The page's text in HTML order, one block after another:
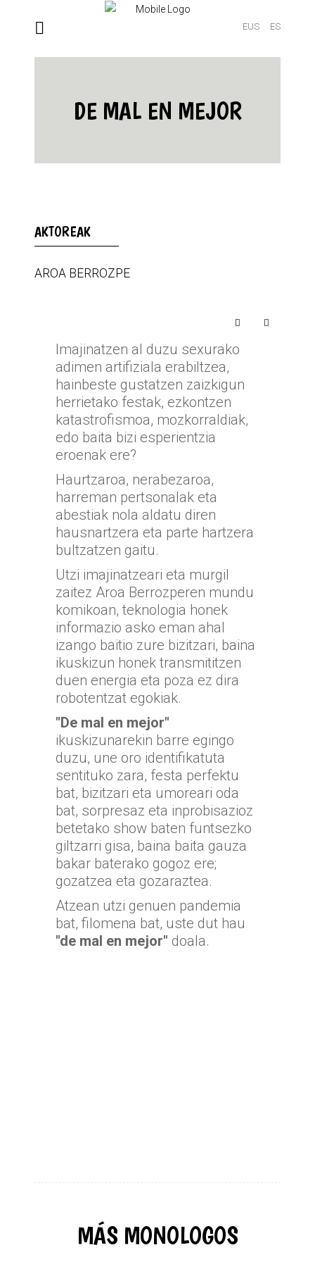
EUS ES
DE MAL EN MEJOR
AKTOREAK
AROA BERROZPE
Imajinatzen al duzu sexurako
adimen artifiziala erabiltzea,
hainbeste gustatzen zaizkigun
herrietako festak, ezkontzen
katastrofismoa, mozkorraldiak,
edo baita bizi esperientzia
eroenak ere?
Haurtzaroa, nerabezaroa,
harreman pertsonalak eta
abestiak nola aldatu diren
hausnartzera eta parte hartzera
bultzatzen gaitu.
Utzi imajinatzeari eta murgil
zaitez Aroa Berrozperen mundu
komikoan, teknologia honek
informazio asko eman ahal
izango baitio zure bizitzari, baina
ikuskizun honek transmititzen
duen energia eta poza ez dira
robotentzat egokiak.
"De mal en mejor"
ikuskizunarekin barre egingo
duzu, une oro identifikatuta
sentituko zara, festa perfektu
bat, bizitzari eta umoreari oda
bat, sorpresaz eta inprobisazioz
betetako show baten funtsezko
giltzarri gisa, baina baita gauza
bakar baterako gogoz ere;
gozatzea eta gozaraztea.
Atzean utzi genuen pandemia
bat, filomena bat, uste dut hau
"de mal en mejor" doala.
MÁS MONOLOGOS